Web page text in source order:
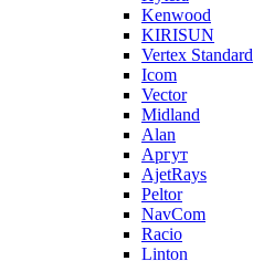
Kenwood
KIRISUN
Vertex Standard
Icom
Vector
Midland
Alan
Аргут
AjetRays
Peltor
NavCom
Racio
Linton